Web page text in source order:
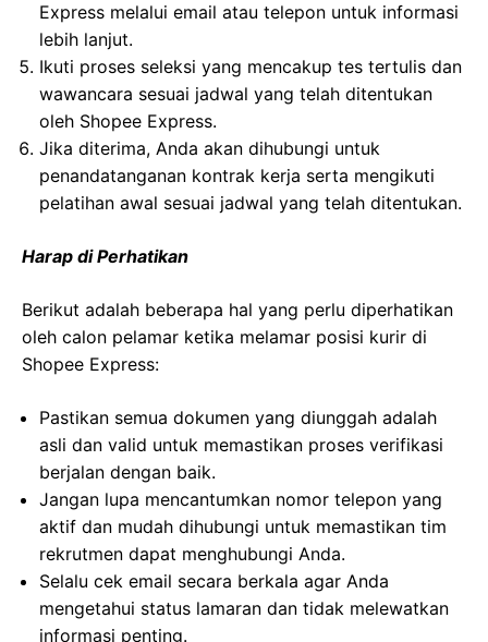
Express melalui email atau telepon untuk informasi
lebih lanjut.
Ikuti proses seleksi yang mencakup tes tertulis dan
wawancara sesuai jadwal yang telah ditentukan
oleh Shopee Express.
Jika diterima, Anda akan dihubungi untuk
penandatanganan kontrak kerja serta mengikuti
pelatihan awal sesuai jadwal yang telah ditentukan.
Harap di Perhatikan
Berikut adalah beberapa hal yang perlu diperhatikan
oleh calon pelamar ketika melamar posisi kurir di
Shopee Express:
Pastikan semua dokumen yang diunggah adalah
asli dan valid untuk memastikan proses verifikasi
berjalan dengan baik.
Jangan lupa mencantumkan nomor telepon yang
aktif dan mudah dihubungi untuk memastikan tim
rekrutmen dapat menghubungi Anda.
Selalu cek email secara berkala agar Anda
mengetahui status lamaran dan tidak melewatkan
informasi penting.